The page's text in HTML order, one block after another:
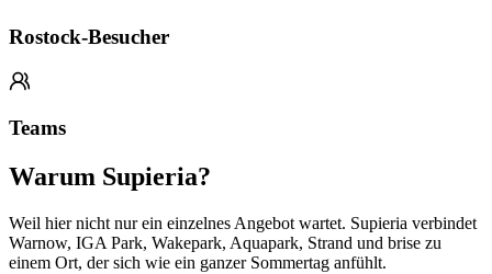
Rostock-Besucher
Teams
Warum Supieria?
Weil hier nicht nur ein einzelnes Angebot wartet. Supieria verbindet
Warnow, IGA Park, Wakepark, Aquapark, Strand und brise zu
einem Ort, der sich wie ein ganzer Sommertag anfühlt.